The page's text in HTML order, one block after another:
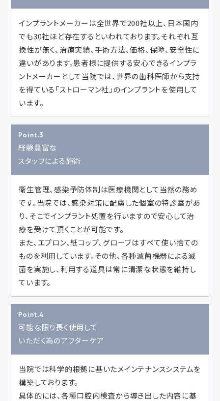
インプラントメーカーは全世界で200社以上、日本国内
でも30社ほど存在するといわれております。それぞれ互
換性が無く、治療実績、手術方法、価格、保障、安全性に
違いがあります。患者様に提供する安心できるインプラ
ントメーカーとして当院では、世界の歯科医師から支持
を得ている「ストローマン社」のインプラントを使用して
います。
Point.3
経験豊富な
スタッフによる施術
衛生管理、感染予防体制は医療機関として当然の務め
です。当院では、感染対策に配慮した個室の特診室があ
り、そこでインプラント処置を行いますので安心して治
療を受けて頂くことが可能です。
また、エプロン、紙コップ、グローブはすべて使い捨ての
ものを利用しています。その他、各種滅菌機器による滅
菌を実施し、利用する道具は常に清潔な状態を維持し
ています。
Point.4
可能な限り長く使用して
いただく為のアフターケア
当院では科学的根拠に基いたメインテナンスシステムを
構築しております。
具体的には、各種口腔内検査から導き出した内容に基